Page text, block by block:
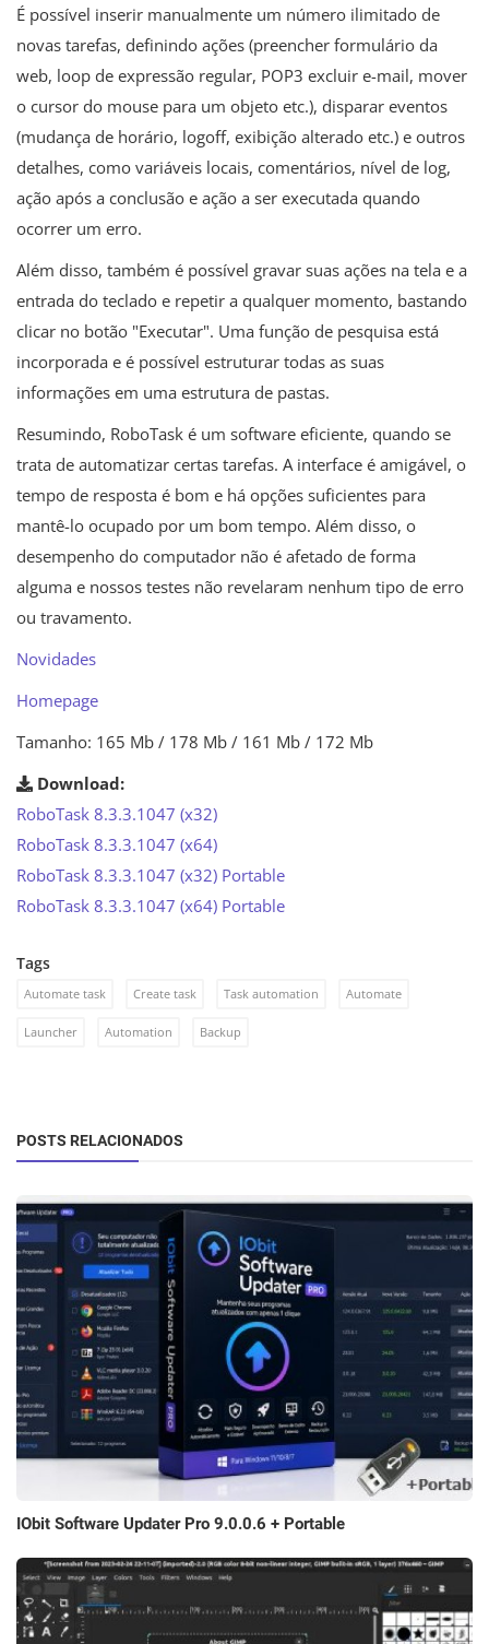
É possível inserir manualmente um número ilimitado de
novas tarefas, definindo ações (preencher formulário da
web, loop de expressão regular, POP3 excluir e-mail, mover
o cursor do mouse para um objeto etc.), disparar eventos
(mudança de horário, logoff, exibição alterado etc.) e outros
detalhes, como variáveis ​​locais, comentários, nível de log,
ação após a conclusão e ação a ser executada quando
ocorrer um erro.
Além disso, também é possível gravar suas ações na tela e a
entrada do teclado e repetir a qualquer momento, bastando
clicar no botão "Executar". Uma função de pesquisa está
incorporada e é possível estruturar todas as suas
informações em uma estrutura de pastas.
Resumindo, RoboTask é um software eficiente, quando se
trata de automatizar certas tarefas. A interface é amigável, o
tempo de resposta é bom e há opções suficientes para
mantê-lo ocupado por um bom tempo. Além disso, o
desempenho do computador não é afetado de forma
alguma e nossos testes não revelaram nenhum tipo de erro
ou travamento.
Novidades
Homepage
Tamanho: 165 Mb / 178 Mb / 161 Mb / 172 Mb
Download:
RoboTask 8.3.3.1047 (x32)
RoboTask 8.3.3.1047 (x64)
RoboTask 8.3.3.1047 (x32) Portable
RoboTask 8.3.3.1047 (x64) Portable
Tags
Automate task Create task Task automation Automate
Launcher Automation Backup
POSTS RELACIONADOS
IObit Software Updater Pro 9.0.0.6 + Portable